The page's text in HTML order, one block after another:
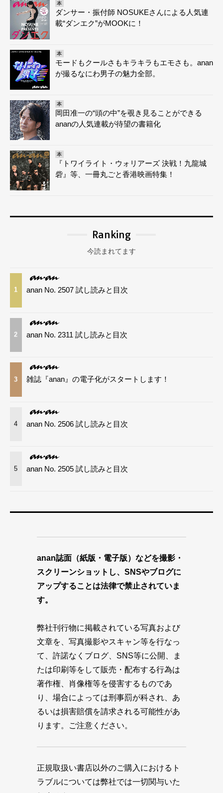
本
ダンサー・振付師 NOSUKEさんによる人気連
載“ダンエク”がMOOKに！
本
モードもクールさもキラキラもエモさも。anan
が撮るなにわ男子の魅力全部。
本
岡田准一の“頭の中”を覗き見ることができる
ananの人気連載が待望の書籍化
本
『トワイライト・ウォリアーズ 決戦！九龍城
砦』等、一冊丸ごと香港映画特集！
Ranking
今読まれてます
1 anan No. 2507 試し読みと目次
2 anan No. 2311 試し読みと目次
3 雑誌『anan』の電子化がスタートします！
4 anan No. 2506 試し読みと目次
5 anan No. 2505 試し読みと目次
anan誌面（紙版・電子版）などを撮影・
スクリーンショットし、SNSやブログに
アップすることは法律で禁止されていま
す。
弊社刊行物に掲載されている写真および
文章を、写真撮影やスキャン等を行なっ
て、許諾なくブログ、SNS等に公開、ま
たは印刷等をして販売・配布する行為は
著作権、肖像権等を侵害するものであ
り、場合によっては刑事罰が科され、あ
るいは損害賠償を請求される可能性があ
ります。ご注意ください。
正規取扱い書店以外のご購入におけるト
ラブルについては弊社では一切関与いた